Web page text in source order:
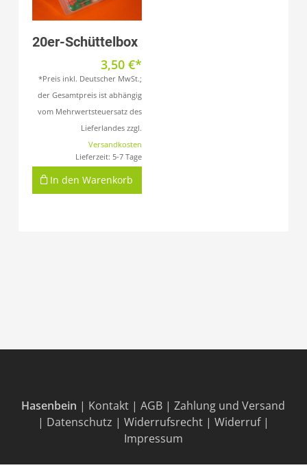
Produkt anzeigen
20er-Schüttelbox
In den Warenkorb
3,50 €
*Preis inkl. Deutscher MwSt.;
der Gesamtpreis ist abhängig
vom Mehrwertsteuersatz des
Lieferlandes zzgl.
Versandkosten
Lieferzeit: 5-7 Tage
Hasenbein | Kontakt |AGB |Zahlung und Versand
| Datenschutz | Widerrufsrecht| Widerruf|
Impressum